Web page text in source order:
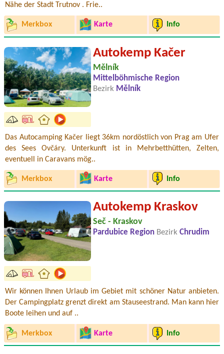
Nähe der Stadt Trutnov . Frie..
Merkbox Karte Info
Autokemp Kačer
Mělník
Mittelböhmische Region
Bezirk Mělník
Das Autocamping Kačer liegt 36km nordöstlich von Prag am Ufer
des Sees Ovčáry. Unterkunft ist in Mehrbetthütten, Zelten,
eventuell in Caravans mög..
Merkbox Karte Info
Autokemp Kraskov
Seč - Kraskov
Pardubice Region Bezirk Chrudim
Wir können Ihnen Urlaub im Gebiet mit schöner Natur anbieten.
Der Campingplatz grenzt direkt am Stauseestrand. Man kann hier
Boote leihen und auf ..
Merkbox Karte Info